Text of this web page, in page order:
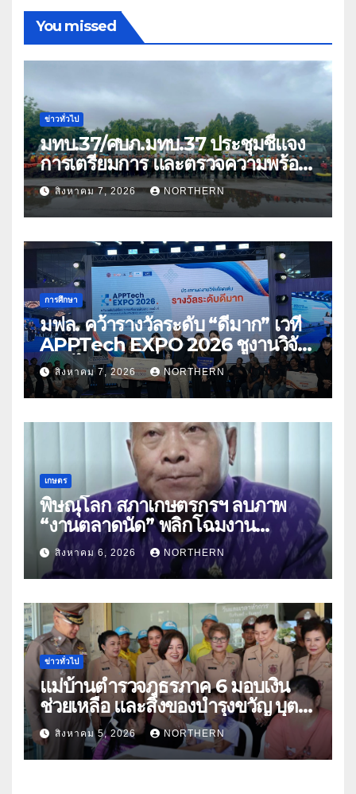
You missed
ข่าวทั่วไป
มทบ.37/ศบภ.มทบ.37 ประชุมชี้แจง
การเตรียมการ และตรวจความพร้อม
ด้านการบรรเทาสาธารณภัย
สิงหาคม 7, 2026 NORTHERN
การศึกษา
มฟล. คว้ารางวัลระดับ “ดีมาก” เวที
APPTech EXPO 2026 ชูงานวิจัย
สมุนไพร ขับเคลื่อนนวัตกรรมสู่เชิง
พาณิชย์
สิงหาคม 7, 2026 NORTHERN
เกษตร
พิษณุโลก สภาเกษตรกรฯ ลบภาพ
“งานตลาดนัด” พลิกโฉมงาน
“เกษตรรุ่งเรืองเมืองสองแคว 69” มุ่ง
ประโยชน์เกษตรกร ดึงนวัตกรรม-จับ
คู่ธุรกิจดันสินค้าเกษตรสู่สากล (คลิป)
สิงหาคม 6, 2026 NORTHERN
ข่าวทั่วไป
แม่บ้านตำรวจภูธรภาค 6 มอบเงิน
ช่วยเหลือ และสิ่งของบำรุงขวัญ บุตร-
ธิดา ข้าราชการตำรวจจังหวัด
อุทัยธานี
สิงหาคม 5, 2026 NORTHERN